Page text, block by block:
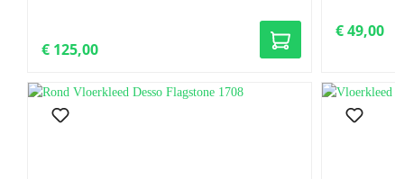
€ 125,00
€ 49,00